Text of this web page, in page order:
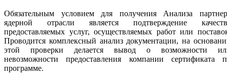
Обязательным условием для получения Анализа
ядерной отрасли является подтверждение
предоставляемых услуг, осуществляемых работ или
Проводится комплексный анализ документации, на
этой проверки делается вывод о возможности
невозможности предоставления компании сертификата
программе.